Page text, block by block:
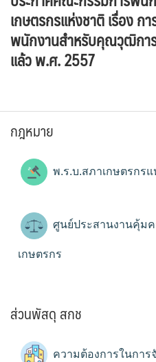
เกษตรกรแห่งชาติ เรื่อง ก
พนักงานสำหรับคุณวุฒิกา
แล้ว พ.ศ. 2557
กฎหมาย
พ.ร.บ.สภาเกษตรกร
ศูนย์ประสานงานคุ้ม
เกษตรกร
ส่วนพัสดุ สกช
ความต้องการในการ